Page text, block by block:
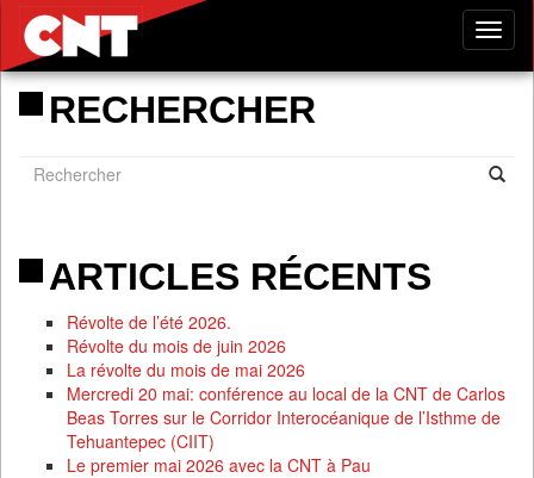
RECHERCHER
ARTICLES RÉCENTS
Révolte de l’été 2026.
Révolte du mois de juin 2026
La révolte du mois de mai 2026
Mercredi 20 mai: conférence au local de la CNT de Carlos
Beas Torres sur le Corridor Interocéanique de l’Isthme de
Tehuantepec (CIIT)
Le premier mai 2026 avec la CNT à Pau